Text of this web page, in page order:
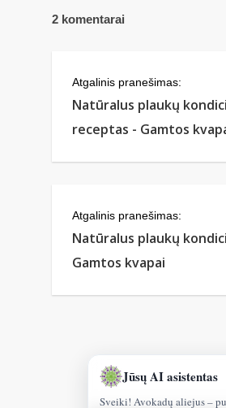
2 komentarai
Atgalinis pranešimas:
Natūralus plaukų
receptas - Gamtos
Atgalinis pranešimas:
Natūralus plaukų
Gamtos kvapai
Jūsų AI asistentas
Sveiki! Avokadų aliejus –